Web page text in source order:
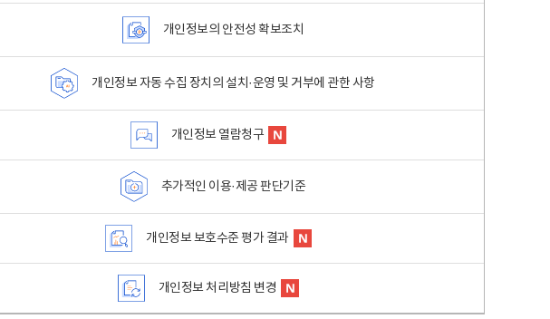
개인정보의 안전성 확보조치
개인정보 자동 수집 장치의 설치·운영 및 거부에 관한 사항
개인정보 열람청구
추가적인 이용·제공 판단기준
개인정보 보호수준 평가 결과
개인정보 처리방침 변경